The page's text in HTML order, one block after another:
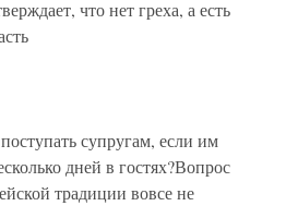
что нет греха, а есть
супругам, если им
дней в гостях?Вопрос
традиции вовсе не